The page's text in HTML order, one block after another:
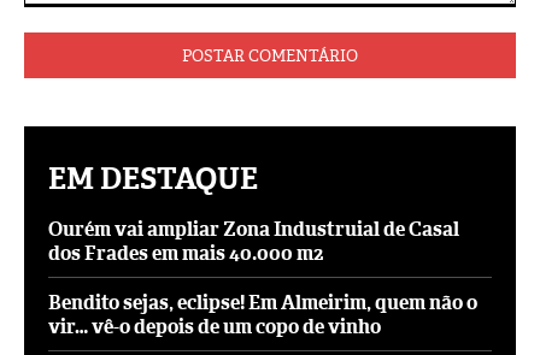
EM DESTAQUE
Ourém vai ampliar Zona Industruial de Casal
dos Frades em mais 40.000 m2
Bendito sejas, eclipse! Em Almeirim, quem não o
vir… vê-o depois de um copo de vinho